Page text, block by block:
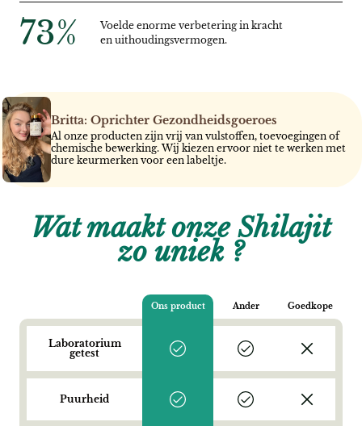
73%
Voelde enorme verbetering in kracht
en uithoudingsvermogen.
Britta: Oprichter Gezondheidsgoeroes
Al onze producten zijn vrij van vulstoffen, toevoegingen of
chemische bewerking. Wij kiezen ervoor niet te werken met
dure keurmerken voor een labeltje.
Wat maakt onze Shilajit
zo uniek ?
Ons product Ander Goedkope
Laboratorium
getest
Puurheid